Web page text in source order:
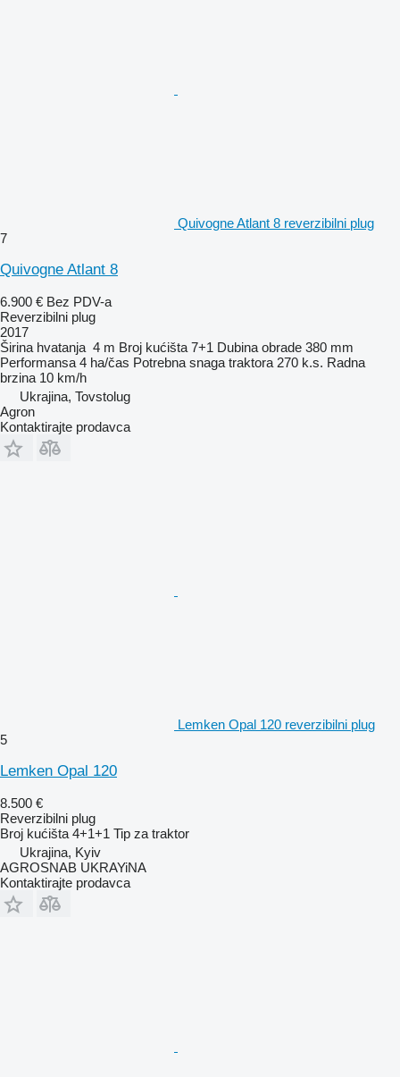
Quivogne Atlant 8 reverzibilni plug
7
Quivogne Atlant 8
6.900 € Bez PDV-a
Reverzibilni plug
2017
Širina hvatanja 4 m Broj kućišta 7+1 Dubina obrade 380 mm
Performansa 4 ha/čas Potrebna snaga traktora 270 k.s. Radna
brzina 10 km/h
Ukrajina, Tovstolug
Agron
Kontaktirajte prodavca
Lemken Opal 120 reverzibilni plug
5
Lemken Opal 120
8.500 €
Reverzibilni plug
Broj kućišta 4+1+1 Tip za traktor
Ukrajina, Kyiv
AGROSNAB UKRAYiNA
Kontaktirajte prodavca